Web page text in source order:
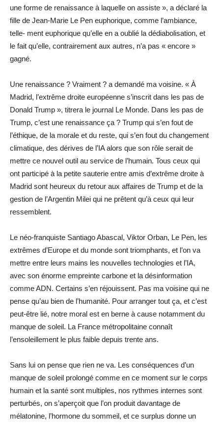
une forme de renaissance à laquelle on assiste », a déclaré la
fille de Jean-Marie Le Pen euphorique, comme l’ambiance,
telle- ment euphorique qu’elle en a oublié la dédiabolisation, et
le fait qu’elle, contrairement aux autres, n’a pas « encore »
gagné.
Une renaissance ? Vraiment ? a demandé ma voisine. « À
Madrid, l’extrême droite européenne s’inscrit dans les pas de
Donald Trump », titrera le journal Le Monde. Dans les pas de
Trump, c’est une renaissance ça ? Trump qui s’en fout de
l’éthique, de la morale et du reste, qui s’en fout du changement
climatique, des dérives de l’IA alors que son rôle serait de
mettre ce nouvel outil au service de l’humain. Tous ceux qui
ont participé à la petite sauterie entre amis d’extrême droite à
Madrid sont heureux du retour aux affaires de Trump et de la
gestion de l’Argentin Milei qui ne prêtent qu’à ceux qui leur
ressemblent.
Le néo-franquiste Santiago Abascal, Viktor Orban, Le Pen, les
extrêmes d’Europe et du monde sont triomphants, et l’on va
mettre entre leurs mains les nouvelles technologies et l’IA,
avec son énorme empreinte carbone et la désinformation
comme ADN. Certains s’en réjouissent. Pas ma voisine qui ne
pense qu’au bien de l’humanité. Pour arranger tout ça, et c’est
peut-être lié, notre moral est en berne à cause notamment du
manque de soleil. La France métropolitaine connaît
l’ensoleillement le plus faible depuis trente ans.
Sans lui on pense que rien ne va. Les conséquences d’un
manque de soleil prolongé comme en ce moment sur le corps
humain et la santé sont multiples, nos rythmes internes sont
perturbés, on s’aperçoit que l’on produit davantage de
mélatonine, l’hormone du sommeil, et ce surplus donne un